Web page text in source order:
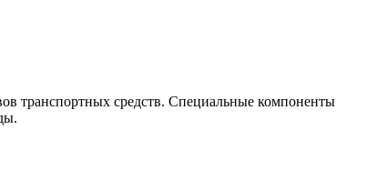
транспортных средств. Специальные компоненты